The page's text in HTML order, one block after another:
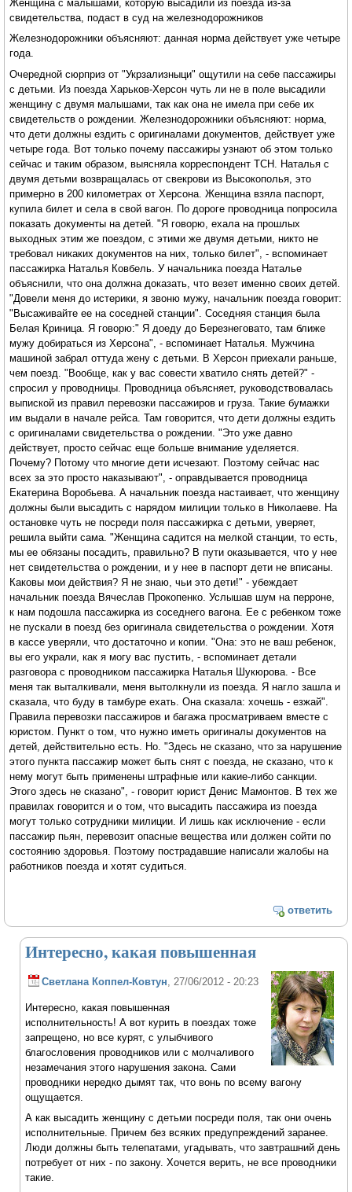
Женщина с малышами, которую высадили из поезда из-за
свидетельства, подаст в суд на железнодорожников
Железнодорожники объясняют: данная норма действует уже четыре
года.
Очередной сюрприз от "Укрзализныци" ощутили на себе пассажиры
с детьми. Из поезда Харьков-Херсон чуть ли не в поле высадили
женщину с двумя малышами, так как она не имела при себе их
свидетельств о рождении. Железнодорожники объясняют: норма,
что дети должны ездить с оригиналами документов, действует уже
четыре года. Вот только почему пассажиры узнают об этом только
сейчас и таким образом, выясняла корреспондент ТСН. Наталья с
двумя детьми возвращалась от свекрови из Высокополья, это
примерно в 200 километрах от Херсона. Женщина взяла паспорт,
купила билет и села в свой вагон. По дороге проводница попросила
показать документы на детей. "Я говорю, ехала на прошлых
выходных этим же поездом, с этими же двумя детьми, никто не
требовал никаких документов на них, только билет", - вспоминает
пассажирка Наталья Ковбель. У начальника поезда Наталье
объяснили, что она должна доказать, что везет именно своих детей.
"Довели меня до истерики, я звоню мужу, начальник поезда говорит:
"Высаживайте ее на соседней станции". Соседняя станция была
Белая Криница. Я говорю:" Я доеду до Березнеговато, там ближе
мужу добираться из Херсона", - вспоминает Наталья. Мужчина
машиной забрал оттуда жену с детьми. В Херсон приехали раньше,
чем поезд. "Вообще, как у вас совести хватило снять детей?" -
спросил у проводницы. Проводница объясняет, руководствовалась
выпиской из правил перевозки пассажиров и груза. Такие бумажки
им выдали в начале рейса. Там говорится, что дети должны ездить
с оригиналами свидетельства о рождении. "Это уже давно
действует, просто сейчас еще больше внимание уделяется.
Почему? Потому что многие дети исчезают. Поэтому сейчас нас
всех за это просто наказывают", - оправдывается проводница
Екатерина Воробьева. А начальник поезда настаивает, что женщину
должны были высадить с нарядом милиции только в Николаеве. На
остановке чуть не посреди поля пассажирка с детьми, уверяет,
решила выйти сама. "Женщина садится на мелкой станции, то есть,
мы ее обязаны посадить, правильно? В пути оказывается, что у нее
нет свидетельства о рождении, и у нее в паспорт дети не вписаны.
Каковы мои действия? Я не знаю, чьи это дети!" - убеждает
начальник поезда Вячеслав Прокопенко. Услышав шум на перроне,
к нам подошла пассажирка из соседнего вагона. Ее с ребенком тоже
не пускали в поезд без оригинала свидетельства о рождении. Хотя
в кассе уверяли, что достаточно и копии. "Она: это не ваш ребенок,
вы его украли, как я могу вас пустить, - вспоминает детали
разговора с проводником пассажирка Наталья Шукюрова. - Все
меня так выталкивали, меня вытолкнули из поезда. Я нагло зашла и
сказала, что буду в тамбуре ехать. Она сказала: хочешь - езжай".
Правила перевозки пассажиров и багажа просматриваем вместе с
юристом. Пункт о том, что нужно иметь оригиналы документов на
детей, действительно есть. Но. "Здесь не сказано, что за нарушение
этого пункта пассажир может быть снят с поезда, не сказано, что к
нему могут быть применены штрафные или какие-либо санкции.
Этого здесь не сказано", - говорит юрист Денис Мамонтов. В тех же
правилах говорится и о том, что высадить пассажира из поезда
могут только сотрудники милиции. И лишь как исключение - если
пассажир пьян, перевозит опасные вещества или должен сойти по
состоянию здоровья. Поэтому пострадавшие написали жалобы на
работников поезда и хотят судиться.
ответить
Интересно, какая повышенная
Светлана Коппел-Ковтун , 27/06/2012 - 20:23
Интересно, какая повышенная
исполнительность! А вот курить в поездах тоже
запрещено, но все курят, с улыбчивого
благословения проводников или с молчаливого
незамечания этого нарушения закона. Сами
проводники нередко дымят так, что вонь по всему вагону
ощущается.
А как высадить женщину с детьми посреди поля, так они очень
исполнительные. Причем без всяких предупреждений заранее.
Люди должны быть телепатами, угадывать, что завтрашний день
потребует от них - по закону. Хочется верить, не все проводники
такие.